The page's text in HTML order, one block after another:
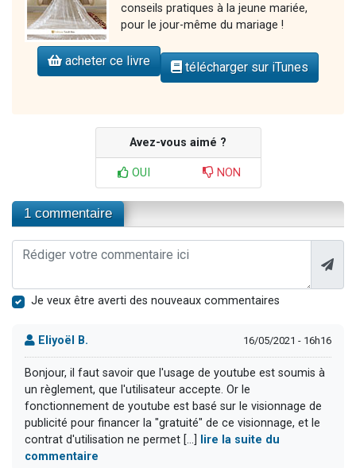
conseils pratiques à la jeune mariée,
pour le jour-même du mariage !
acheter ce livre télécharger sur iTunes
Avez-vous aimé ?
OUI NON
1 commentaire
Je veux être averti des nouveaux commentaires
Eliyoël B. 16/05/2021 - 16h16
Bonjour, il faut savoir que l'usage de youtube est soumis à
un règlement, que l'utilisateur accepte. Or le
fonctionnement de youtube est basé sur le visionnage de
publicité pour financer la "gratuité" de ce visionnage, et le
contrat d'utilisation ne permet [...]
lire la suite du
commentaire